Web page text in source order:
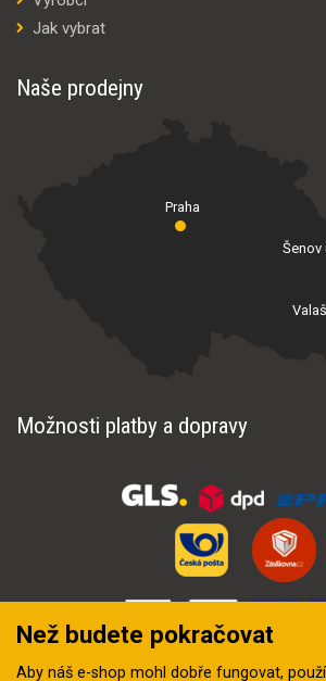
Jak vybrat
Naše prodejny
Praha
Šenov
Možnosti platby a dopravy
Než budete pokračovat
Aby náš e-shop mohl dobře fungovat,